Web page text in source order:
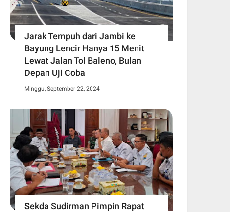
Jarak Tempuh dari Jambi ke
Bayung Lencir Hanya 15 Menit
Lewat Jalan Tol Baleno, Bulan
Depan Uji Coba
Minggu, September 22, 2024
Sekda Sudirman Pimpin Rapat